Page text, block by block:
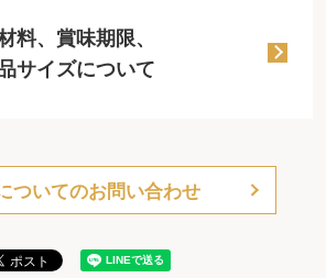
料、賞味期限、
サイズについて
ついてのお問い合わせ